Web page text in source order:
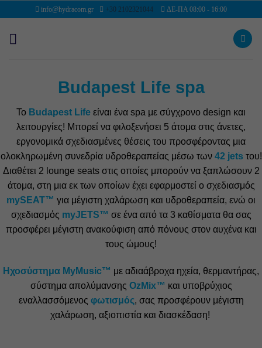
Μετάβαση
περιεχόμενο
info@hydracom.gr +30 2102321044 ΔΕ-ΠΑ 08:00 - 16:00
Budapest Life spa
Το Budapest Life είναι ένα spa με σύγχρονο design και
λειτουργίες! Μπορεί να φιλοξενήσει 5 άτομα στις άνετες,
εργονομικά σχεδιασμένες θέσεις του προσφέροντας μια
ολοκληρωμένη συνεδρία υδροθεραπείας μέσω των 42 jets του!
Διαθέτει 2 lounge seats στις οποίες μπορούν να ξαπλώσουν 2
άτομα, στη μια εκ των οποίων έχει εφαρμοστεί ο σχεδιασμός
mySEAT™ για μέγιστη χαλάρωση και υδροθεραπεία, ενώ οι
σχεδιασμός myJETS™ σε ένα από τα 3 καθίσματα θα σας
προσφέρει μέγιστη ανακούφιση από πόνους στον αυχένα και
τους ώμους!
Ηχοσύστημα MyMusic™ με αδιαάβροχα ηχεία, θερμαντήρας,
σύστημα απολύμανσης OzMix™ και υποβρύχιος
εναλλασσόμενος φωτισμός, σας προσφέρουν μέγιστη
χαλάρωση, αξιοπιστία και διασκέδαση!